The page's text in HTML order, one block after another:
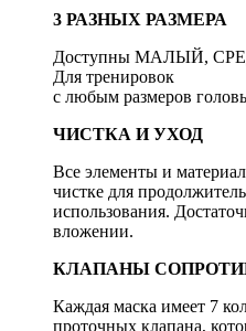
3 РАЗНЫХ РАЗМЕРА
Доступны МАЛЫЙ,
Для тренировок
с любым размеров
ЧИСТКА И УХОД
Все элементы и
чистке для
использования.
вложении.
КЛАПАНЫ
Каждая маска имеет 7
проточных клапана,